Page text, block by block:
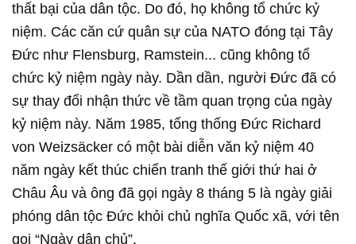
thất bại của dân tộc. Do đó, họ không tổ chức kỷ
niệm. Các căn cứ quân sự của NATO đóng tại Tây
Đức như Flensburg, Ramstein... cũng không tổ
chức kỷ niệm ngày này. Dần dần, người Đức đã có
sự thay đổi nhận thức về tầm quan trọng của ngày
kỷ niệm này. Năm 1985, tổng thống Đức Richard
von Weizsäcker có một bài diễn văn kỷ niệm 40
năm ngày kết thúc chiến tranh thế giới thứ hai ở
Châu Âu và ông đã gọi ngày 8 tháng 5 là ngày giải
phóng dân tộc Đức khỏi chủ nghĩa Quốc xã, với tên
gọi “Ngày dân chủ”.